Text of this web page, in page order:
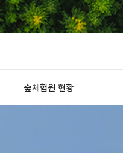
숲체험원 현황